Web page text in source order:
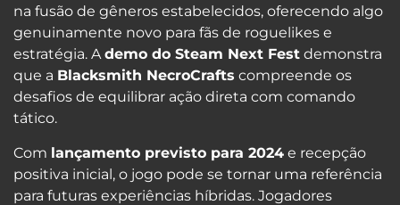
na fusão de gêneros estabelecidos, oferecendo algo
genuinamente novo para fãs de roguelikes e
estratégia. Ademo do Steam Next Fest demonstra
que a Blacksmith NecroCrafts compreende os
desafios de equilibrar ação direta com comando
tático.
Com lançamento previsto para 2024 e recepção
positiva inicial, o jogo pode se tornar uma referência
para futuras experiências híbridas. Jogadores